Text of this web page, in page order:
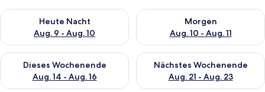
Heute Nacht
Aug. 9 - Aug. 10
Überprüfe die Verfügbarkeit für heute Nacht, Aug. 9 - Aug.
Morgen
Aug. 10 - Aug. 11
Überprüfe die Verfügbarkeit
Dieses Wochenende
Aug. 14 - Aug. 16
Überprüfe die Verfügbarkeit für dieses Wochenende, Aug. 14
Nächstes Wochenende
Aug. 21 - Aug. 23
Überprüfe die Verfügbarkeit